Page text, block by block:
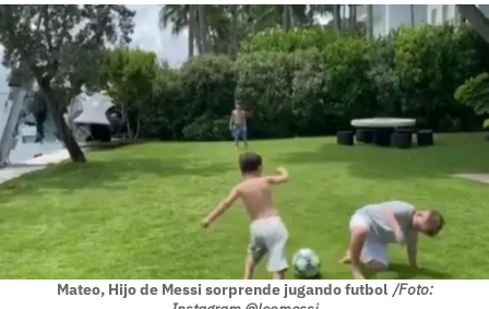
Mateo, Hijo de Messi sorprende jugando futbol /Foto: